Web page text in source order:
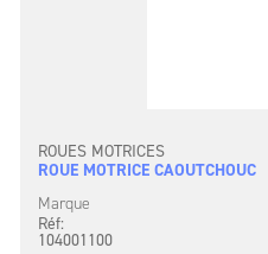
ROUES MOTRICES
ROUE MOTRICE CAOUTCHOUC
Marque
Réf:
104001100